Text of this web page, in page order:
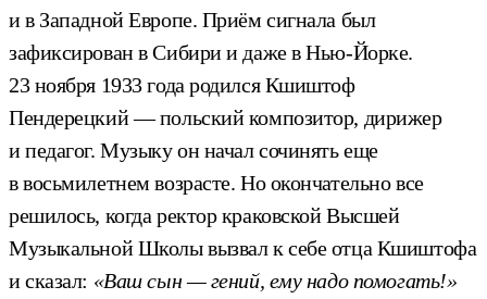
и в Западной Европе. Приём сигнала был
зафиксирован в Сибири и даже в Нью-Йорке.
23 ноября 1933 года родился Кшиштоф
Пендерецкий — польский композитор, дирижер
и педагог. Музыку он начал сочинять еще
в восьмилетнем возрасте. Но окончательно все
решилось, когда ректор краковской Высшей
Музыкальной Школы вызвал к себе отца Кшиштофа
и сказал: «Ваш сын — гений, ему надо помогать!»